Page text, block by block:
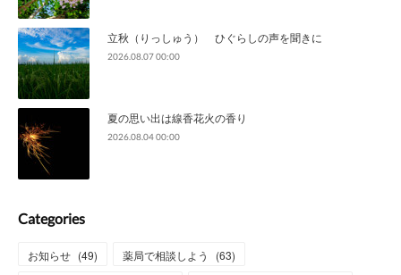
立秋（りっしゅう） ひぐらしの声を聞きに
2026.08.07 00:00
夏の思い出は線香花火の香り
2026.08.04 00:00
Categories
お知らせ (49) 薬局で相談しよう (63)